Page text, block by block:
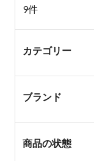
9件
カテゴリー
ブランド
商品の状態